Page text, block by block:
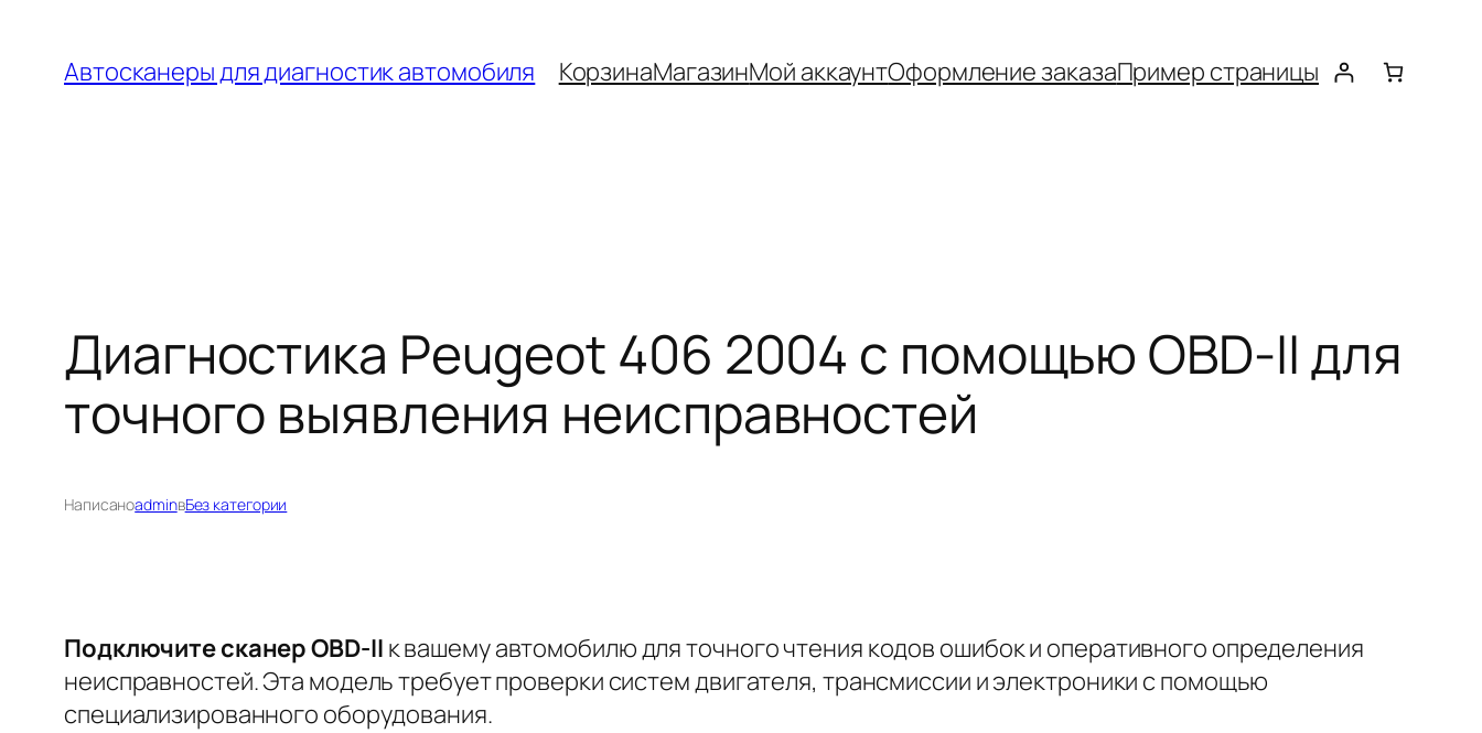
содержимому
Автосканеры для диагностик автомобиля КорзинаМагазинМой аккаунтОформление заказаПример страницы
Диагностика Peugeot 406 2004 с помощью OBD-II для
точного выявления неисправностей
НаписаноadminвБез категории
Подключите сканер OBD-II к вашему автомобилю для точного чтения кодов ошибок и оперативного определения
неисправностей. Эта модель требует проверки систем двигателя, трансмиссии и электроники с помощью
специализированного оборудования.